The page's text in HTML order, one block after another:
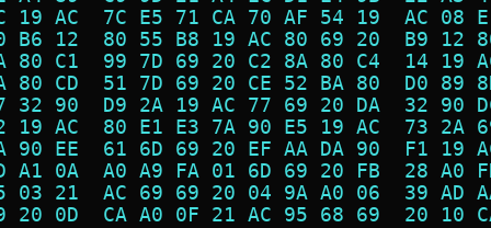
19 AC  7C E5 71 CA 70 AF 54 19  AC
B6 12  80 55 B8 19 AC 80 69 20  B9
80 C1  99 7D 69 20 C2 8A 80 C4  14
80 CD  51 7D 69 20 CE 52 BA 80  D0
32 90  D9 2A 19 AC 77 69 20 DA  32
19 AC  80 E1 E3 7A 90 E5 19 AC  73
90 EE  61 6D 69 20 EF AA DA 90  F1
A1 0A  A0 A9 FA 01 6D 69 20 FB  28
03 21  AC 69 69 20 04 9A A0 06  39
20 0D  CA A0 0F 21 AC 95 68 69  20